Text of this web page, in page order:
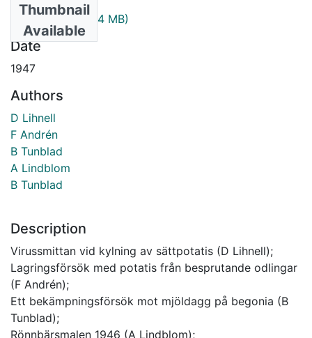
Thumbnail
Available
1947_11_2.pdf(1.44 MB)
Date
1947
Authors
D Lihnell
F Andrén
B Tunblad
A Lindblom
B Tunblad
Description
Virussmittan vid kylning av sättpotatis (D Lihnell);
Lagringsförsök med potatis från besprutande odlingar
(F Andrén);
Ett bekämpningsförsök mot mjöldagg på begonia (B
Tunblad);
Rönnbärsmalen 1946 (A Lindblom);